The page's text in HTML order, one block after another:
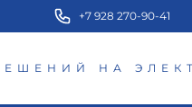
+7 928 270-90-41
НА